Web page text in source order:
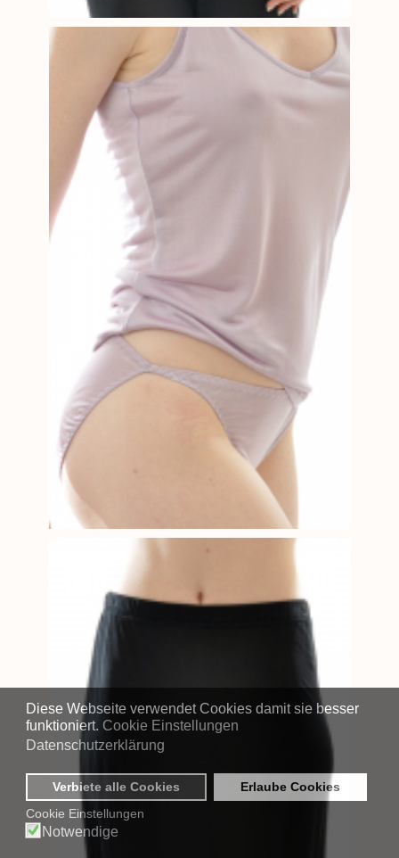
Diese Webseite verwendet Cookies damit sie besser
funktioniert. Cookie Einstellungen
Datenschutzerklärung
Verbiete alle Cookies
Erlaube Cookies
Cookie Einstellungen
Notwendige